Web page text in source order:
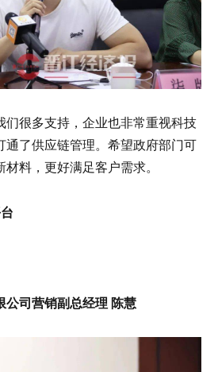
们很多支持，企业也非常重视科技
通了供应链管理。希望政府部门可
料，更好满足客户需求。
公司营销副总经理 陈慧